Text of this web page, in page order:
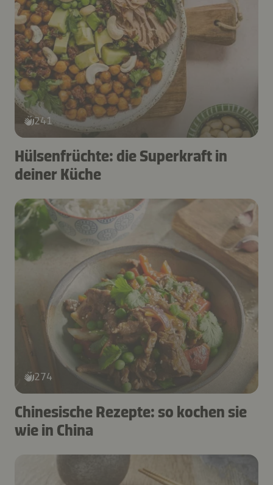
241
Hülsenfrüchte: die Superkraft in
deiner Küche
274
Chinesische Rezepte: so kochen sie
wie in China